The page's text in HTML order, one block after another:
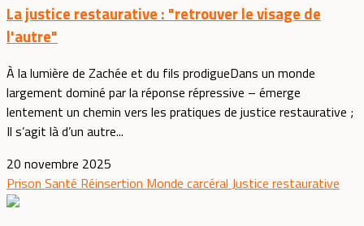
La justice restaurative : "retrouver le visage de
l'autre"
À la lumière de Zachée et du fils prodigueDans un monde
largement dominé par la réponse répressive – émerge
lentement un chemin vers les pratiques de justice restaurative ;
Il s’agit là d’un autre...
20 novembre 2025
Prison Santé Réinsertion Monde carcéral Justice restaurative